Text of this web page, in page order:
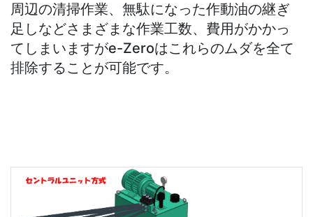
周辺の清掃作業、無駄になった作動油の継ぎ
足しなどさまざまな作業工数、費用がかかっ
てしまいますがe-Zeroはこれらのムダを全て
排除することが可能です。